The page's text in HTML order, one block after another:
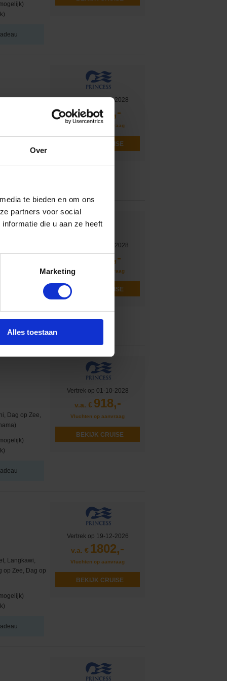
Over
te bieden en om ons
partners voor social
die u aan ze heeft
Marketing
Alles toestaan
Vertrek op 30-04-2028
v.a. €767,-
Vluchten op aanvraag
BEKIJK CRUISE
Kanmon
Vertrek op 20-07-2028
868,-
Vluchten op aanvraag
BEKIJK CRUISE
Dag op Zee,
Vertrek op 01-10-2028
v.a. € 918,-
Vluchten op aanvraag
BEKIJK CRUISE
Langkawi,
op Zee, Dag op
Vertrek op 19-12-2026
v.a. € 1802,-
Vluchten op aanvraag
BEKIJK CRUISE